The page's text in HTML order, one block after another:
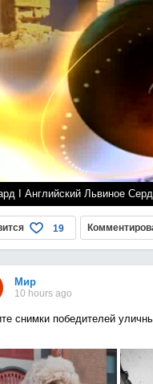
I Английский Львиное
19
Мир
10 hours ago
снимки победителей